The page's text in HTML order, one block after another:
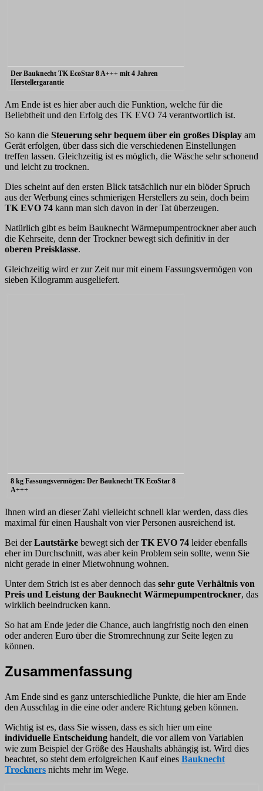
Der Bauknecht TK EcoStar 8 A+++ mit 4 Jahren
Herstellergarantie
Am Ende ist es hier aber auch die Funktion, welche für die
Beliebtheit und den Erfolg des TK EVO 74 verantwortlich ist.
So kann die Steuerung sehr bequem über ein großes Display am
Gerät erfolgen, über dass sich die verschiedenen Einstellungen
treffen lassen. Gleichzeitig ist es möglich, die Wäsche sehr schonend
und leicht zu trocknen.
Dies scheint auf den ersten Blick tatsächlich nur ein blöder Spruch
aus der Werbung eines schmierigen Herstellers zu sein, doch beim
TK EVO 74 kann man sich davon in der Tat überzeugen.
Natürlich gibt es beim Bauknecht Wärmepumpentrockner aber auch
die Kehrseite, denn der Trockner bewegt sich definitiv in der
oberen Preisklasse.
Gleichzeitig wird er zur Zeit nur mit einem Fassungsvermögen von
sieben Kilogramm ausgeliefert.
8 kg Fassungsvermögen: Der Bauknecht TK EcoStar 8
A+++
Ihnen wird an dieser Zahl vielleicht schnell klar werden, dass dies
maximal für einen Haushalt von vier Personen ausreichend ist.
Bei derLautstärke bewegt sich derTK EVO 74 leider ebenfalls
eher im Durchschnitt, was aber kein Problem sein sollte, wenn Sie
nicht gerade in einer Mietwohnung wohnen.
Unter dem Strich ist es aber dennoch das sehr gute Verhältnis von
Preis und Leistung der Bauknecht Wärmepumpentrockner, das
wirklich beeindrucken kann.
So hat am Ende jeder die Chance, auch langfristig noch den einen
oder anderen Euro über die Stromrechnung zur Seite legen zu
können.
Zusammenfassung
Am Ende sind es ganz unterschiedliche Punkte, die hier am Ende
den Ausschlag in die eine oder andere Richtung geben können.
Wichtig ist es, dass Sie wissen, dass es sich hier um eine
individuelle Entscheidung handelt, die vor allem von Variablen
wie zum Beispiel der Größe des Haushalts abhängig ist. Wird dies
beachtet, so steht dem erfolgreichen Kauf eines Bauknecht
Trockners nichts mehr im Wege.